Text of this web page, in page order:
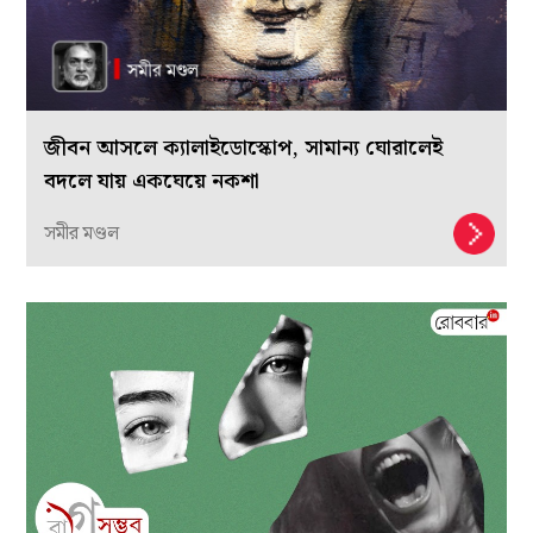
জীবন আসলে ক্যালাইডোস্কোপ, সামান্য ঘোরালেই
বদলে যায় একঘেয়ে নকশা
সমীর মণ্ডল